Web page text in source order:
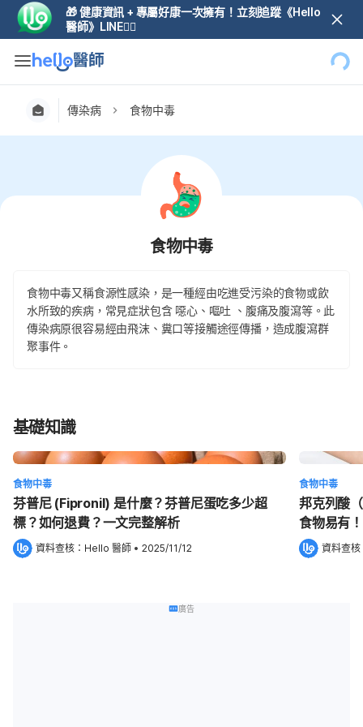
🎁 健康資訊 + 專屬好康一次擁有！立刻追蹤《Hello
醫師》LINE👆🏼
傳染病 食物中毒
食物中毒
食物中毒又稱食源性感染，是一種經由吃進受污染的食物或飲
水所致的疾病，常見症狀包含 噁心、嘔吐 、腹痛及腹瀉等。此
傳染病原很容易經由飛沫、糞口等接觸途徑傳播，造成腹瀉群
聚事件。
基礎知識
食物中毒
芬普尼 (Fipronil) 是什麼？芬普尼蛋吃多少超
標？如何退費？一文完整解析
資料查核： Hello 醫師 • 2025/11/12
食物中毒
邦克列酸
食物易有！
資料查核
廣告